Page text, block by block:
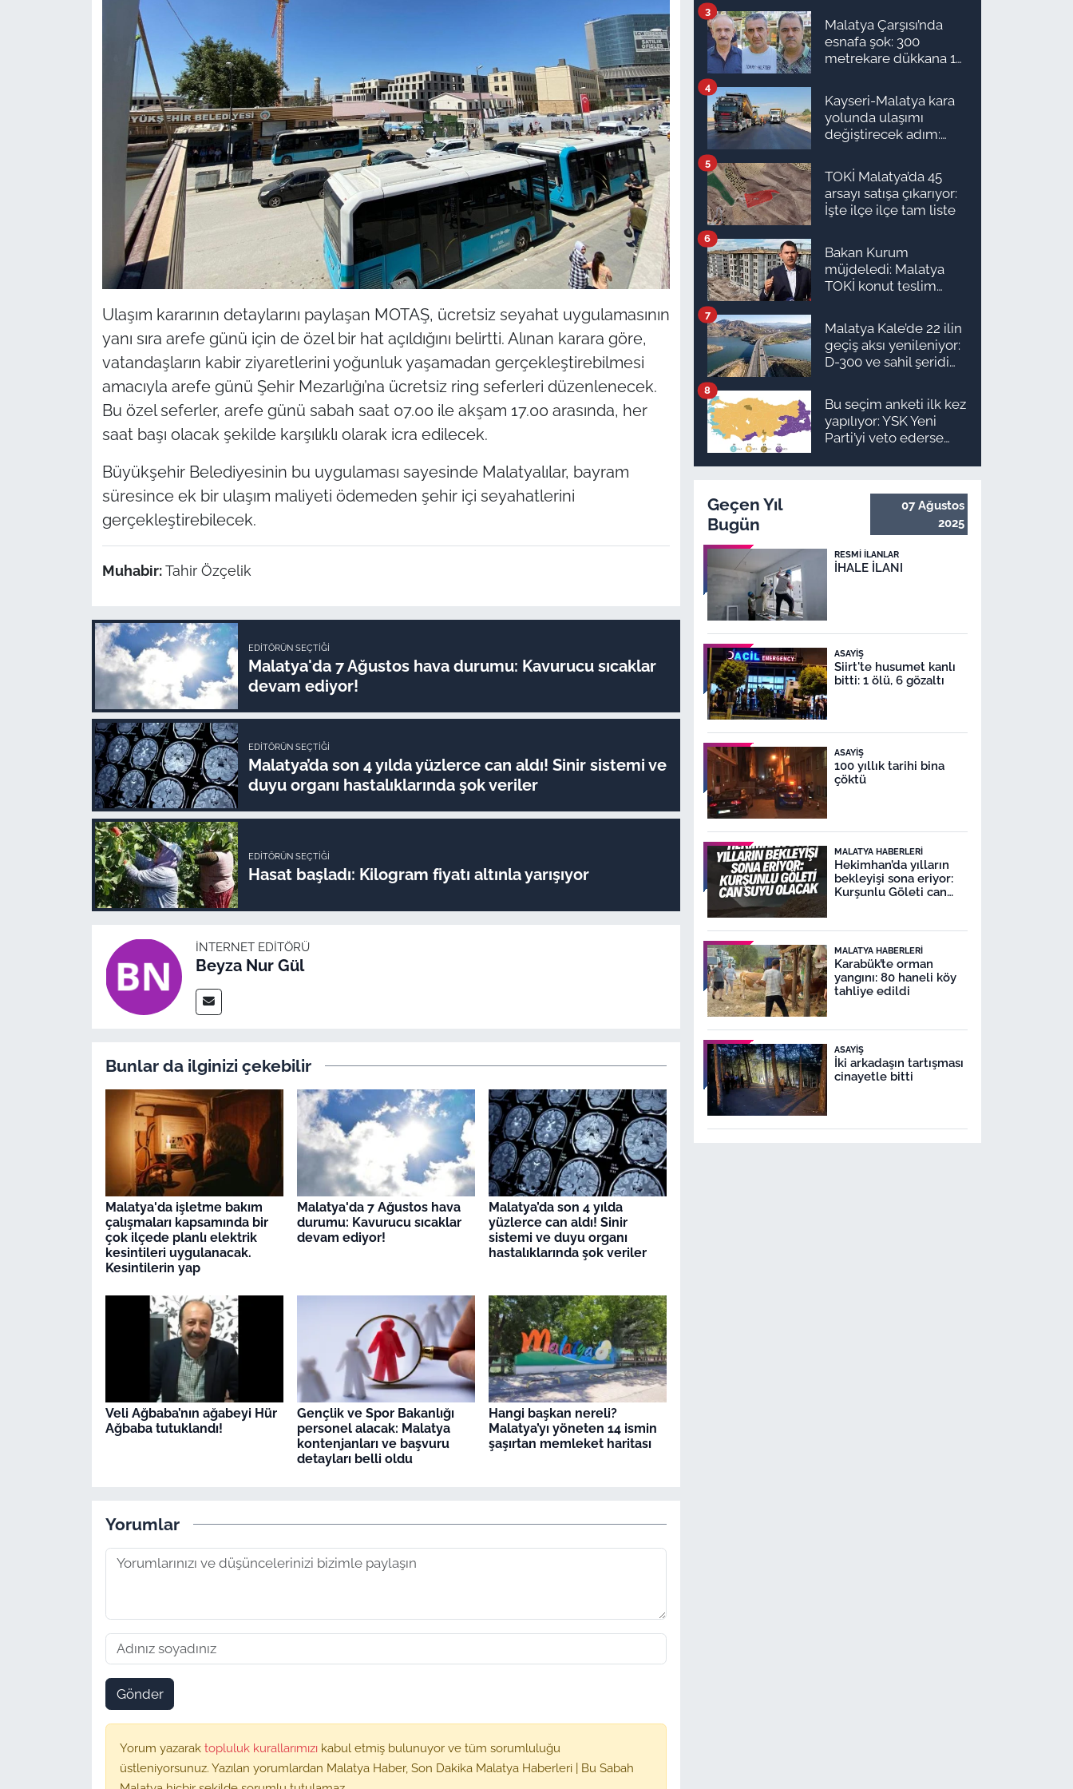
Ulaşım kararının detaylarını paylaşan MOTAŞ, ücretsiz seyahat uygulamasının
yanı sıra arefe günü için de özel bir hat açıldığını belirtti. Alınan karara göre,
vatandaşların kabir ziyaretlerini yoğunluk yaşamadan gerçekleştirebilmesi
amacıyla arefe günü Şehir Mezarlığı’na ücretsiz ring seferleri düzenlenecek.
Bu özel seferler, arefe günü sabah saat 07.00 ile akşam 17.00 arasında, her
saat başı olacak şekilde karşılıklı olarak icra edilecek.
Büyükşehir Belediyesinin bu uygulaması sayesinde Malatyalılar, bayram
süresince ek bir ulaşım maliyeti ödemeden şehir içi seyahatlerini
gerçekleştirebilecek.
Muhabir: Tahir Özçelik
EDITÖRÜN SEÇTIĞI
Malatya'da 7 Ağustos hava durumu: Kavurucu sıcaklar
devam ediyor!
EDITÖRÜN SEÇTIĞI
Malatya’da son 4 yılda yüzlerce can aldı! Sinir sistemi ve
duyu organı hastalıklarında şok veriler
EDITÖRÜN SEÇTIĞI
Hasat başladı: Kilogram fiyatı altınla yarışıyor
İNTERNET EDITÖRÜ
Beyza Nur Gül
Bunlar da ilginizi çekebilir
Malatya'da işletme bakım
çalışmaları kapsamında bir
çok ilçede planlı elektrik
kesintileri uygulanacak.
Kesintilerin yap
Malatya'da 7 Ağustos hava
durumu: Kavurucu sıcaklar
devam ediyor!
Malatya’da son 4 yılda
yüzlerce can aldı! Sinir
sistemi ve duyu organı
hastalıklarında şok veriler
Veli Ağbaba’nın ağabeyi Hür
Ağbaba tutuklandı!
Gençlik ve Spor Bakanlığı
personel alacak: Malatya
kontenjanları ve başvuru
detayları belli oldu
Hangi başkan nereli?
Malatya’yı yöneten 14 ismin
şaşırtan memleket haritası
Yorumlar
Gönder
Yorum yazarak topluluk kurallarımızı kabul etmiş bulunuyor ve tüm sorumluluğu
üstleniyorsunuz. Yazılan yorumlardan Malatya Haber, Son Dakika Malatya Haberleri | Bu Sabah
Malatya Çarşısı’nda
esnafa şok: 300
metrekare dükkana 1
3
Kayseri-Malatya kara
yolunda ulaşımı
değiştirecek adım:
4
TOKİ Malatya’da 45
arsayı satışa çıkarıyor:
İşte ilçe ilçe tam liste
5
Bakan Kurum
müjdeledi: Malatya
TOKİ konut teslim
ilçe ilçe teslimat
takvimi ve ödeme
planı
6
Malatya Kale’de 22 ilin
geçiş aksı yenileniyor:
D-300 ve sahil şeridi
7
Bu seçim anketi ilk kez
yapılıyor: YSK Yeni
Parti’yi veto ederse
olur?
8
Geçen Yıl
Bugün
07 Ağustos
2025
RESMI İLANLAR
İHALE İLANI
ASAYIŞ
Siirt'te husumet kanlı
bitti: 1 ölü, 6 gözaltı
ASAYIŞ
100 yıllık tarihi bina
çöktü
MALATYA HABERLERI
Hekimhan’da yılların
bekleyişi sona eriyor:
Kurşunlu Göleti can
MALATYA HABERLERI
Karabük’te orman
yangını: 80 haneli köy
tahliye edildi
ASAYIŞ
İki arkadaşın tartışması
cinayetle bitti